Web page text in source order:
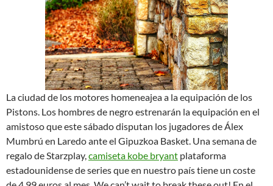
La ciudad de los motores homeneajea a la equipación de los
Pistons. Los hombres de negro estrenarán la equipación en el
amistoso que este sábado disputan los jugadores de Álex
Mumbrú en Laredo ante el Gipuzkoa Basket. Una semana de
regalo de Starzplay,camiseta kobe bryant plataforma
estadounidense de series que en nuestro país tiene un coste